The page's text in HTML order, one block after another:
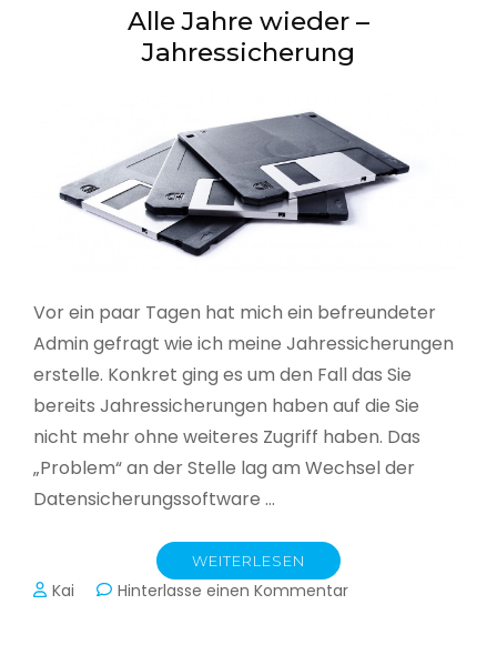
Alle Jahre wieder –
Jahressicherung
Vor ein paar Tagen hat mich ein befreundeter
Admin gefragt wie ich meine Jahressicherungen
erstelle. Konkret ging es um den Fall das Sie
bereits Jahressicherungen haben auf die Sie
nicht mehr ohne weiteres Zugriff haben. Das
„Problem“ an der Stelle lag am Wechsel der
Datensicherungssoftware …
WEITERLESEN
Kai Hinterlasse einen Kommentarzu